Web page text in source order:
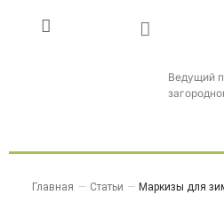
Ведущий
Главная — Статьи — Маркизы для